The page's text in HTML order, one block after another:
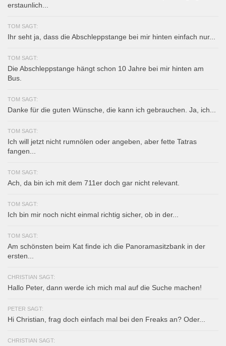
erstaunlich...
TOM SAGT:
Ihr seht ja, dass die Abschleppstange bei mir hinten einfach nur...
TOM SAGT:
Die Abschleppstange hängt schon 10 Jahre bei mir hinten am
Bus.
TOM SAGT:
Danke für die guten Wünsche, die kann ich gebrauchen. Ja, ich...
TOM SAGT:
Ich will jetzt nicht rumnölen oder angeben, aber fette Tatras
fangen...
TOM SAGT:
Ach, da bin ich mit dem 711er doch gar nicht relevant.
TOM SAGT:
Ich bin mir noch nicht einmal richtig sicher, ob in der...
TOM SAGT:
Am schönsten beim Kat finde ich die Panoramasitzbank in der
ersten...
CHRISTIAN SAGT:
Hallo Peter, dann werde ich mich mal auf die Suche machen!
PETER SAGT:
Hi Christian, frag doch einfach mal bei den Freaks an? Oder...
CHRISTIAN SAGT: